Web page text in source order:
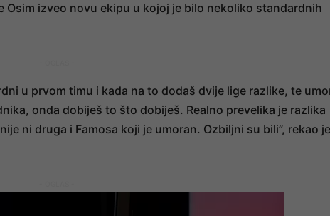
Osim izveo novu ekipu u kojoj je bilo nekoliko standardnih
u prvom timu i kada na to dodaš dvije lige razlike, te
onda dobiješ to što dobiješ. Realno prevelika je razlika
ni druga i Famosa koji je umoran. Ozbiljni su bili”, rekao je